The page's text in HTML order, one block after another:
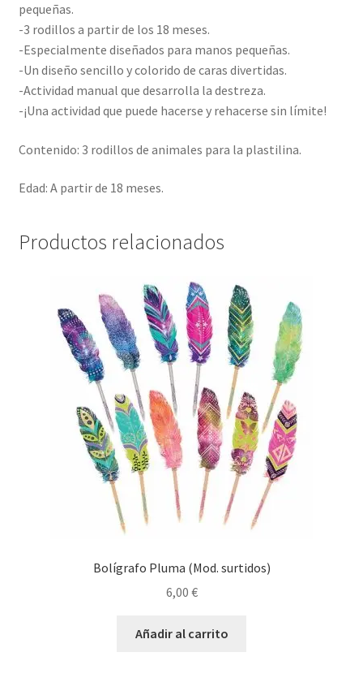
pequeñas.
-3 rodillos a partir de los 18 meses.
-Especialmente diseñados para manos pequeñas.
-Un diseño sencillo y colorido de caras divertidas.
-Actividad manual que desarrolla la destreza.
-¡Una actividad que puede hacerse y rehacerse sin límite!
Contenido: 3 rodillos de animales para la plastilina.
Edad: A partir de 18 meses.
Productos relacionados
Bolígrafo Pluma (Mod. surtidos)
6,00 €
Añadir al carrito